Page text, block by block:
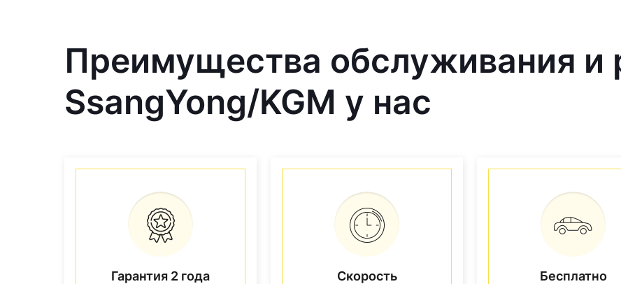
Преимущества обслуживания и
SsangYong/KGM у нас
Гарантия 2 года Скорость Бесплатно